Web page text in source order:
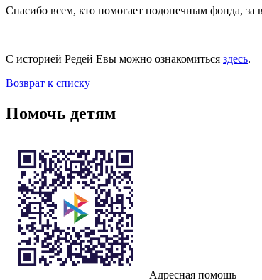
Спасибо всем, кто помогает подопечным фонда,
С историей Редей Евы можно ознакомиться здесь.
Возврат к списку
Помочь детям
Адресная помощь